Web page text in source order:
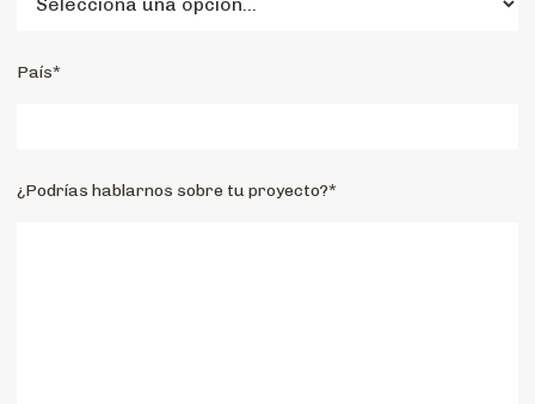
País*
¿Podrías hablarnos sobre tu proyecto?*